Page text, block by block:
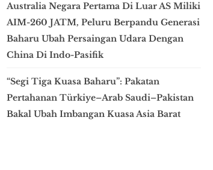
Australia Negara Pertama Di Luar AS Miliki
AIM-260 JATM, Peluru Berpandu Generasi
Baharu Ubah Persaingan Udara Dengan
China Di Indo-Pasifik
“Segi Tiga Kuasa Baharu”: Pakatan
Pertahanan Türkiye–Arab Saudi–Pakistan
Bakal Ubah Imbangan Kuasa Asia Barat